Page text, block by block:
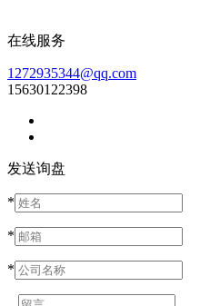
在线服务
1272935344@qq.com
15630122398
发送询盘
*
*
*